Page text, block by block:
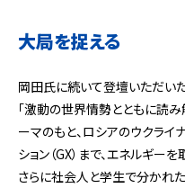
大局を捉える
岡田氏に続いて登壇いただい
「激動の世界情勢とともに読
ーマのもと、ロシアのウクライ
ション（GX）まで、エネルギー
さらに社会人と学生で分かれ